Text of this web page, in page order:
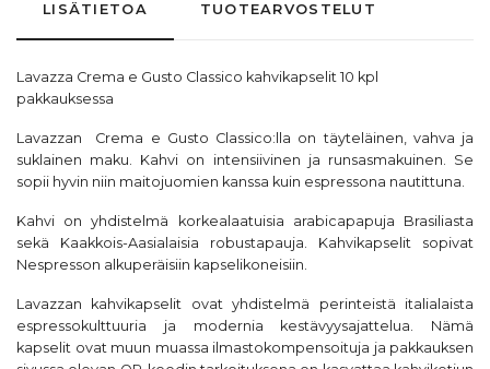
LISÄTIETOA TUOTEARVOSTELUT
Lavazza Crema e Gusto Classico kahvikapselit 10 kpl
pakkauksessa
Lavazzan Crema e Gusto Classico:lla on täyteläinen, vahva ja
suklainen maku. Kahvi on intensiivinen ja runsasmakuinen. Se
sopii hyvin niin maitojuomien kanssa kuin espressona nautittuna.
Kahvi on yhdistelmä korkealaatuisia arabicapapuja Brasiliasta
sekä Kaakkois-Aasialaisia robustapauja. Kahvikapselit sopivat
Nespresson alkuperäisiin kapselikoneisiin.
Lavazzan kahvikapselit ovat yhdistelmä perinteistä italialaista
espressokulttuuria ja modernia kestävyysajattelua. Nämä
kapselit ovat muun muassa ilmastokompensoituja ja pakkauksen